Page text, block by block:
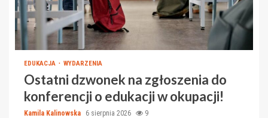
EDUKACJA WYDARZENIA
Ostatni dzwonek na zgłoszenia do
konferencji o edukacji w okupacji!
Kamila Kalinowska 6 sierpnia 2026 9